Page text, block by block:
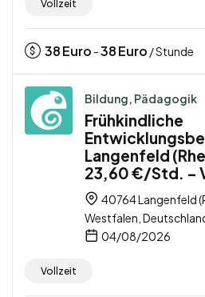
Vollzeit
38Euro -38Euro / Stunde
Bildung, Pädagogik
Frühkindliche
Langenfeld
23,60 €/Std. –
40764 Langenfeld
Westfalen,
04/08/2026
Vollzeit